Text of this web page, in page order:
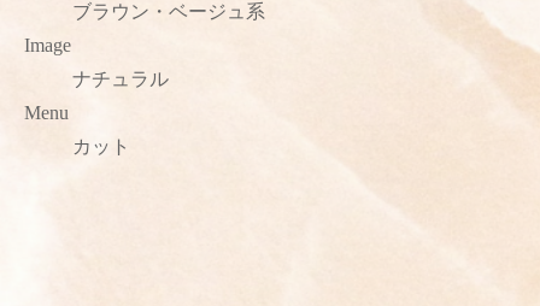
ブラウン・ベージュ系
Image
ナチュラル
Menu
カット